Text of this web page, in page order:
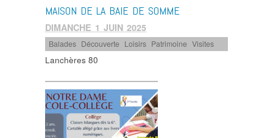
MAISON DE LA BAIE DE SOMME
DIMANCHE 1 JUIN 2025
Balades Découverte Loisirs Patrimoine ,Visites
Lanchères 80